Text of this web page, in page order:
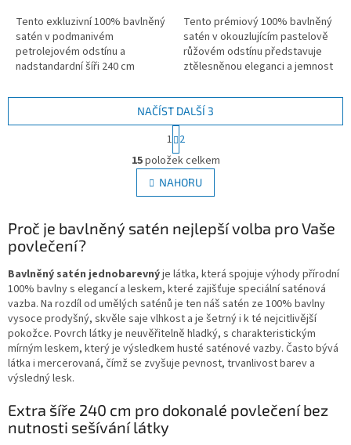
Tento exkluzivní 100% bavlněný
satén v podmanivém
petrolejovém odstínu a
nadstandardní šíři 240 cm
skutečného luxusu a originality.
Tento prémiový 100% bavlněný
satén v okouzlujícím pastelově
růžovém odstínu představuje
ztělesněnou eleganci a jemnost
Tato luxusní látka vás na...
O
v
l
á
a
p
r
v
k
y
v
ý
s
u
NAČÍST DALŠÍ 3
t
r
á
n
k
v
á
1 2
15položek celkem
NAHORU
Proč je bavlněný satén nejlepší volba pro Vaše
povlečení?
Bavlněný satén jednobarevnýje látka, která spojuje výhody přírodní
100% bavlny s elegancí a leskem, které zajišťuje speciální saténová
vazba. Na rozdíl od umělých saténů je ten náš satén ze 100% bavlny
vysoce prodyšný, skvěle saje vlhkost a je šetrný i k té nejcitlivější
pokožce. Povrch látky je neuvěřitelně hladký, s charakteristickým
mírným leskem, který je výsledkem husté saténové vazby. Často bývá
látka i mercerovaná, čímž se zvyšuje pevnost, trvanlivost barev a
výsledný lesk.
Extra šíře 240 cm pro dokonalé povlečení bez
nutnosti sešívání látky